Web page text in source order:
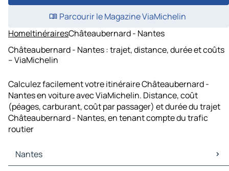
Parcourir le Magazine ViaMichelin
HomeItinérairesChâteaubernard - Nantes
Châteaubernard - Nantes : trajet, distance, durée et coûts
– ViaMichelin
Calculez facilement votre itinéraire Châteaubernard -
Nantes en voiture avec ViaMichelin. Distance, coût
(péages, carburant, coût par passager) et durée du trajet
Châteaubernard - Nantes, en tenant compte du trafic
routier
Nantes